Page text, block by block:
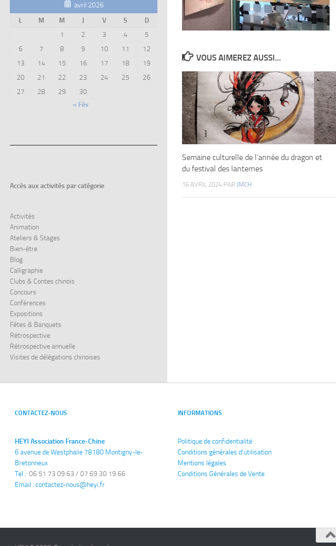
VOUS AIMEREZ AUSSI...
Semaine culturelle de l’année du dragon et
du festival des lanternes
16 AVRIL 2024 PAR JMCH
avril 2026
L
M M J V S
D
1
2 3 4
5
6
7 8 9 10 11
12
13
14 15 16 17 18
19
20
21 22 23 24 25
26
27
28 29
30
« Fév
Accès aux activités par catégorie
Activités
Animation
Ateliers & Stages
Bien-être
Blog
Calligraphie
Clubs & Contes chinois
Concours
Conférences
Expositions
Fêtes & Banquets
Rétrospective
Rétrospective annuelle
Visites de délégations chinoises
CONTACTEZ-NOUS
HEYI Association France-Chine
6 avenue de Westphalie 78180 Montigny-le-
Bretonneux
Tel : 06 51 73 09 63 / 07 69 30 19 66
Email : contactez-nous@heyi.fr
INFORMATIONS
Politique de confidentialité
Conditions générales d'utilisation
Mentions légales
Conditions Générales de Vente